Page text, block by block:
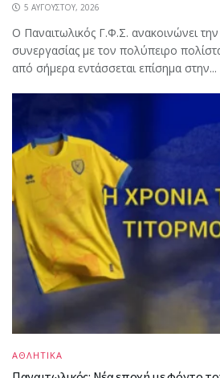
5 ΑΥΓΟΎΣΤΟΥ, 2026
Ο Παναιτωλικός Γ.Φ.Σ. ανακοινώνει
συνεργασίας με τον πολύπειρο
από σήμερα εντάσσεται επίσημα στην...
ΑΘΛΗΤΙΚΑ